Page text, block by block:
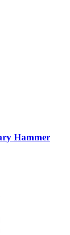
Hammer